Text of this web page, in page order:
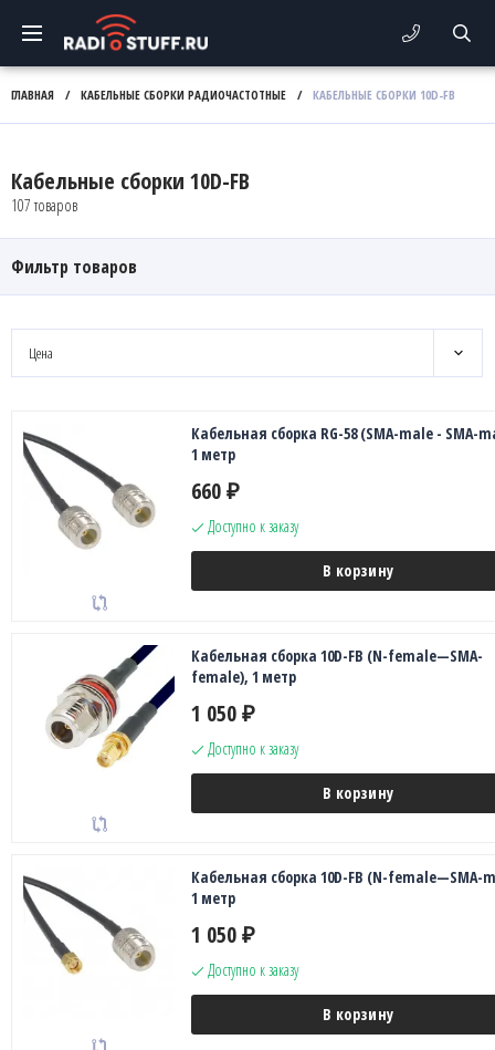
ГЛАВНАЯ / КАБЕЛЬНЫЕ СБОРКИ РАДИОЧАСТОТНЫЕ / КАБЕЛЬНЫЕ СБОРКИ 10D-FB
Кабельные сборки 10D-FB
107 товаров
Фильтр товаров
Цена
Кабельная сборка RG-58 (SMA-male - SMA-
1 метр
660 ₽
Доступно к заказу
В корзину
Кабельная сборка 10D-FB (N-female—SMA-
female), 1 метр
1 050 ₽
Доступно к заказу
В корзину
Кабельная сборка 10D-FB (N-female—SMA-
1 метр
1 050 ₽
Доступно к заказу
В корзину